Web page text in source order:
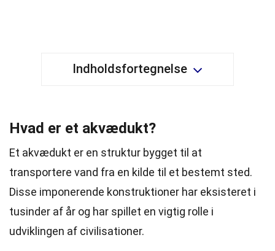
Indholdsfortegnelse
Hvad er et akvædukt?
Et akvædukt er en struktur bygget til at
transportere vand fra en kilde til et bestemt sted.
Disse imponerende konstruktioner har eksisteret i
tusinder af år og har spillet en vigtig rolle i
udviklingen af civilisationer.